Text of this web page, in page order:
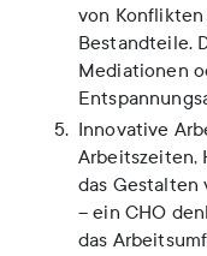
von
Bestandteile.
Mediationen
Innovative
Arbeitszeiten,
das Gestalten
– ein CHO
das